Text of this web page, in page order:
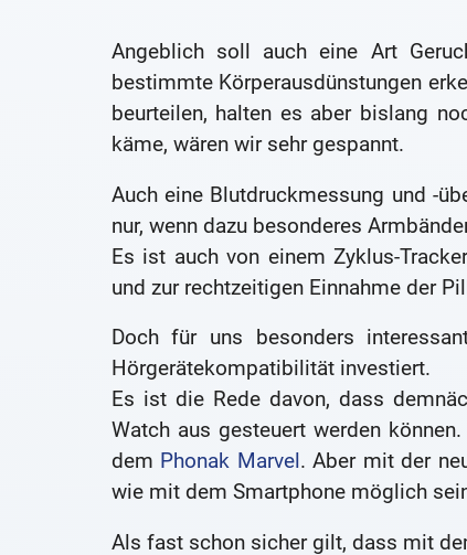
Angeblich soll auch eine Art
bestimmte Körperausdünstungen
beurteilen, halten es aber bislang
käme, wären wir sehr gespannt.
Auch eine Blutdruckmessung und -
nur, wenn dazu besonderes
Es ist auch von einem Zyklus-
und zur rechtzeitigen Einnahme der
Doch für uns besonders
Hörgerätekompatibilität investiert.
Es ist die Rede davon, dass
Watch aus gesteuert werden
dem Phonak Marvel. Aber mit der
wie mit dem Smartphone möglich
Als fast schon sicher gilt, dass mit